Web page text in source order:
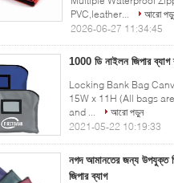
PVC,leather...
আরো
2026-06-27 11:34:45
1000 ডি নাইলন জিপার ব্যাগ
Locking Bank Bag
15W x 11H (All bags
and ...
আরো পড়ুন
2021-05-22 10:19:33
নগদ আমানতের জন্য উপযুক্ত
জিপার ব্যাগ